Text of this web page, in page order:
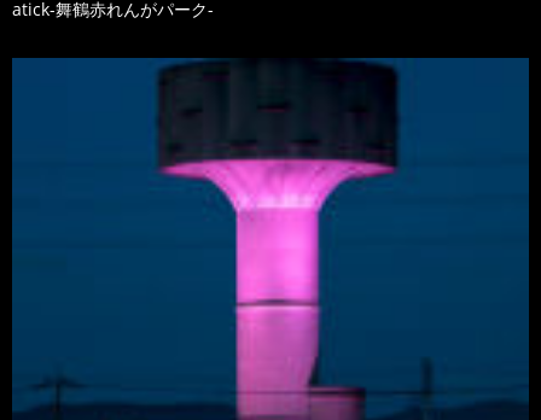
atick-舞鶴赤れんがパーク-